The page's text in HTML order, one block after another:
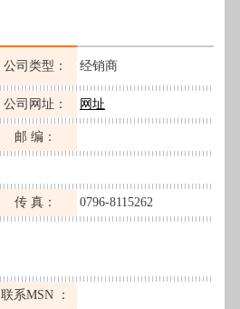
公司类型： 经销商
公司网址： 网址
邮 编：
传 真： 0796-8115262
联系MSN ：